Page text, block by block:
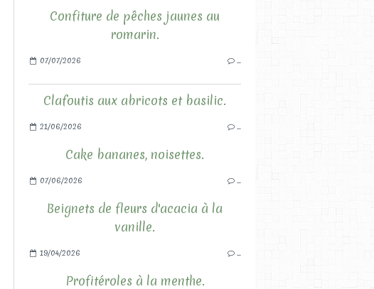
Confiture de pêches jaunes au
romarin.
07/07/2026 …
Clafoutis aux abricots et basilic.
21/06/2026 …
Cake bananes, noisettes.
07/06/2026 …
Beignets de fleurs d'acacia à la
vanille.
19/04/2026 …
Profitéroles à la menthe.